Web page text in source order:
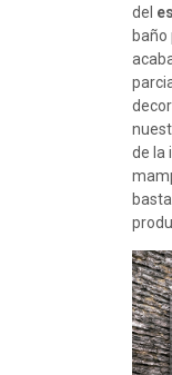
del
de la